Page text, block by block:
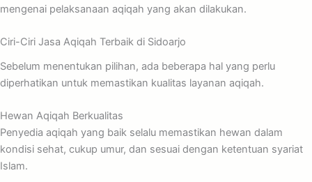
mengenai pelaksanaan aqiqah yang akan dilakukan.
Ciri-Ciri Jasa Aqiqah Terbaik di Sidoarjo
Sebelum menentukan pilihan, ada beberapa hal yang perlu
diperhatikan untuk memastikan kualitas layanan aqiqah.
Hewan Aqiqah Berkualitas
Penyedia aqiqah yang baik selalu memastikan hewan dalam
kondisi sehat, cukup umur, dan sesuai dengan ketentuan syariat
Islam.